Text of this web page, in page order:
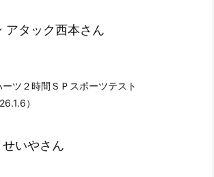
アタック西本さん
ーツ２時間ＳＰスポーツテスト
）
いやさん